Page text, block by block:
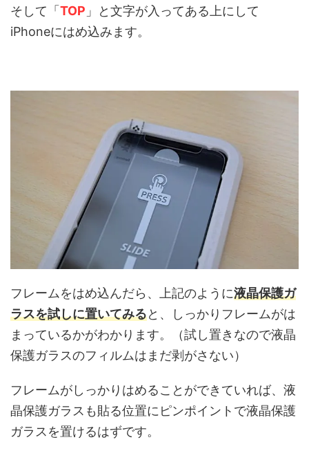
そして「 TOP 」と文字が入ってある上にして
iPhoneにはめ込みます。
フレームをはめ込んだら、上記のように液晶保護ガ
ラスを試しに置いてみると、しっかりフレームがは
まっているかがわかります。（試し置きなので液晶
保護ガラスのフィルムはまだ剥がさない）
フレームがしっかりはめることができていれば、液
晶保護ガラスも貼る位置にピンポイントで液晶保護
ガラスを置けるはずです。